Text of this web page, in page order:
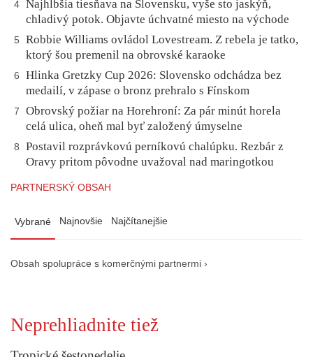
4 Najhlbšia tiesňava na Slovensku, vyše sto jaskýň,
chladivý potok. Objavte úchvatné miesto na východe
5
Robbie Williams ovládol Lovestream. Z rebela je tatko,
ktorý šou premenil na obrovské karaoke
6
Hlinka Gretzky Cup 2026: Slovensko odchádza bez
medailí, v zápase o bronz prehralo s Fínskom
7
Obrovský požiar na Horehroní: Za pár minút horela
celá ulica, oheň mal byť založený úmyselne
8
Postavil rozprávkovú perníkovú chalúpku. Rezbár z
Oravy pritom pôvodne uvažoval nad maringotkou
PARTNERSKÝ OBSAH
Vybrané Najnovšie Najčítanejšie
Obsah spolupráce s komerčnými partnermi ›
Neprehliadnite tiež